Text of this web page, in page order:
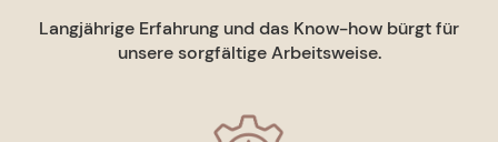
Langjährige Erfahrung und das Know-how bürgt für
unsere sorgfältige Arbeitsweise.